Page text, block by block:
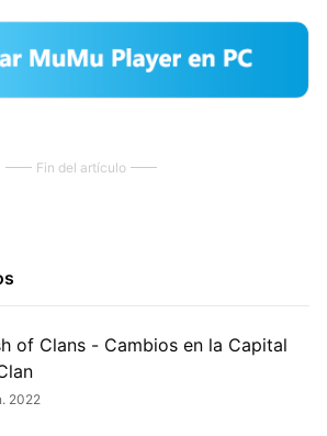
Fin del artículo
of Clans - Cambios en la Capital
2022